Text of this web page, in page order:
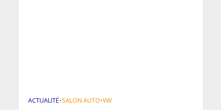
ACTUALITÉ•SALON AUTO•VW